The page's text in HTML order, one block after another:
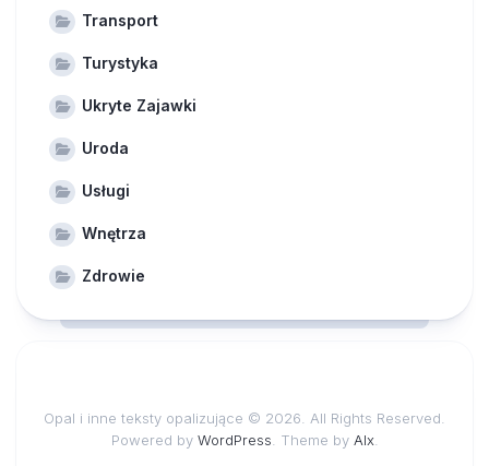
Transport
Turystyka
Ukryte Zajawki
Uroda
Usługi
Wnętrza
Zdrowie
Opal i inne teksty opalizujące © 2026. All Rights Reserved.
Powered by WordPress . Theme by Alx